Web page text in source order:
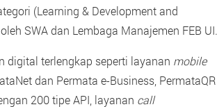
(Learning & Development and
SWA dan Lembaga Manajemen FEB UI.
digital terlengkap seperti layanan mobile
dan Permata e-Business, PermataQR
200 tipe API, layanan call